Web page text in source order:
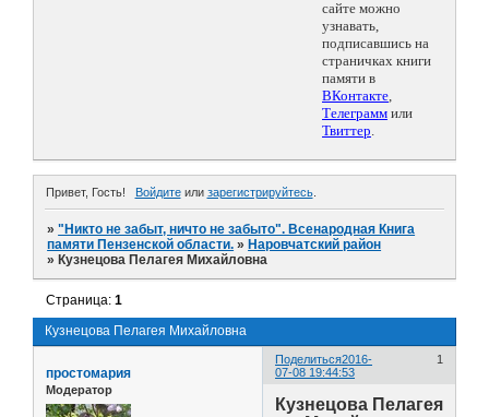
сайте можно
узнавать,
подписавшись на
страничках книги
памяти в
ВКонтакте,
Телеграмм или
Твиттер.
Привет, Гость! Войдитеили зарегистрируйтесь.
»"Никто не забыт, ничто не забыто". Всенародная Книга
памяти Пензенской области. » Наровчатский район
» Кузнецова Пелагея Михайловна
Кузнецова Пелагея Михайловна
Страница:1
Поделиться 1
2016-
07-08 19:44:53
простомария
Модератор
Кузнецова Пелагея